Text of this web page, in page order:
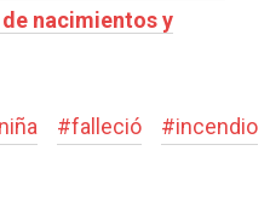
nacimientos y
niña #falleció #incendio